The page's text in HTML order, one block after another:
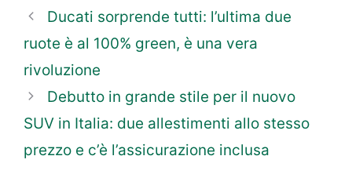
Ducati sorprende tutti: l’ultima due
ruote è al 100% green, è una vera
rivoluzione
Debutto in grande stile per il nuovo
SUV in Italia: due allestimenti allo stesso
prezzo e c’è l’assicurazione inclusa